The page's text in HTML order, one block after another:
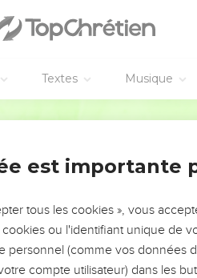
Textes Musique
!
?
ou leur vision. Mais on voit
alors même que ce sont
est importante
tous les cookies », vous
ou l'identifiant unique de
personnel (comme vos données
compte utilisateur) dans les